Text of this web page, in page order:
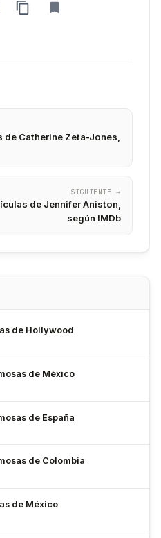
de Catherine Zeta-Jones,
SIGUIENTE →
de Jennifer Aniston,
según IMDb
de Hollywood
de México
de España
de Colombia
de México